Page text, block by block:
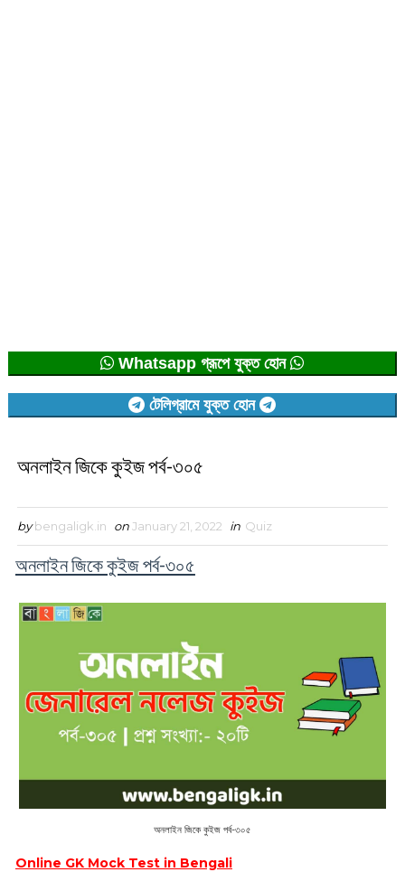
Whatsapp গ্রূপে যুক্ত হোন
টেলিগ্রামে যুক্ত হোন
অনলাইন জিকে কুইজ পর্ব-৩০৫
by bengaligk.in onJanuary 21, 2022 in Quiz
অনলাইন জিকে কুইজ পর্ব-৩০৫
অনলাইন জিকে কুইজ পর্ব-৩০৫
Online GK Mock Test in Bengali